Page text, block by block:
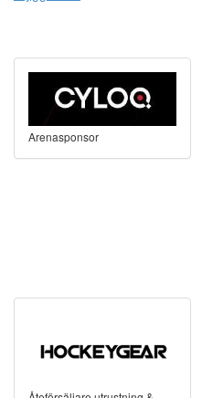
Arenasponsor